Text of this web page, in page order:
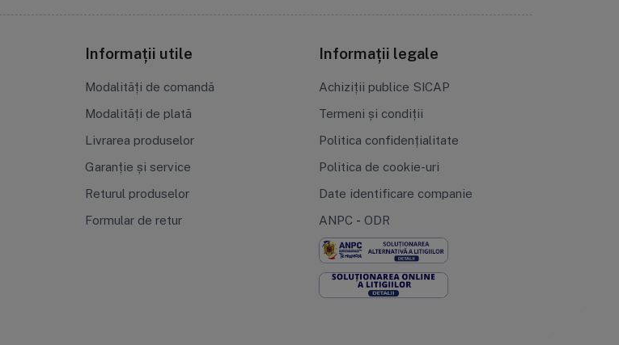
Informații utile
Modalități de comandă
Modalități de plată
Livrarea produselor
Garanție și service
Returul produselor
Formular de retur
Informații legale
Achiziții publice SICAP
Termeni și condiții
Politica confidențialitate
Politica de cookie-uri
Date identificare companie
ANPC - ODR